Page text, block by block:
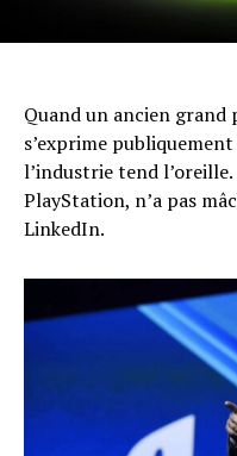
Quand un ancien
s’exprime
l’industrie tend l’oreille.
PlayStation, n’a pas
LinkedIn.